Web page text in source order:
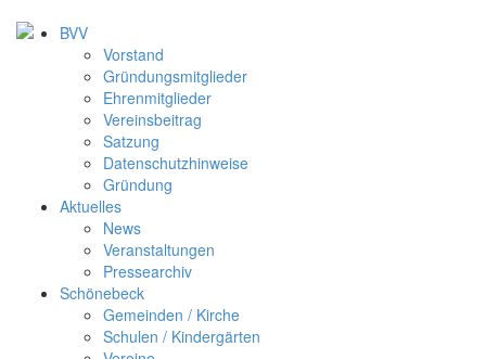
BVV
Vorstand
Gründungsmitglieder
Ehrenmitglieder
Vereinsbeitrag
Satzung
Datenschutzhinweise
Gründung
Aktuelles
News
Veranstaltungen
Pressearchiv
Schönebeck
Gemeinden / Kirche
Schulen / Kindergärten